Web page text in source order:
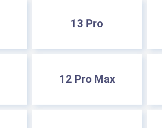
13 Pro
12 Pro Max